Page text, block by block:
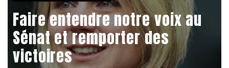
Faire entendre notre voix au
Sénat et remporter des
victoires